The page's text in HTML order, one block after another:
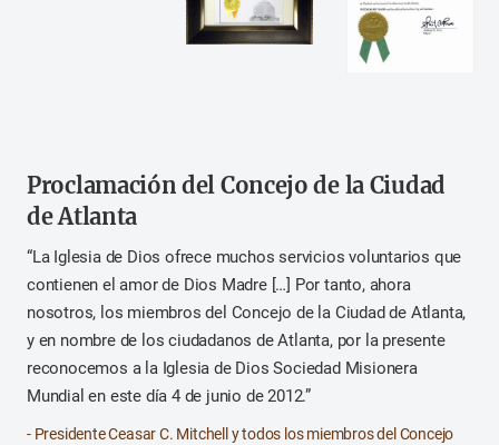
Proclamación del Concejo de la Ciudad
de Atlanta
“La Iglesia de Dios ofrece muchos servicios voluntarios que
contienen el amor de Dios Madre […] Por tanto, ahora
nosotros, los miembros del Concejo de la Ciudad de Atlanta,
y en nombre de los ciudadanos de Atlanta, por la presente
reconocemos a la Iglesia de Dios Sociedad Misionera
Mundial en este día 4 de junio de 2012.”
- Presidente Ceasar C. Mitchell y todos los miembros del Concejo